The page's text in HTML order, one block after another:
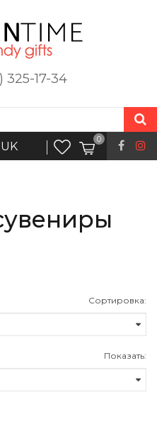
325-17-34
UK
0
Сортировка:
Показать: